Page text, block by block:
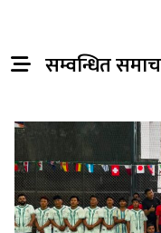
सम्वन्धित